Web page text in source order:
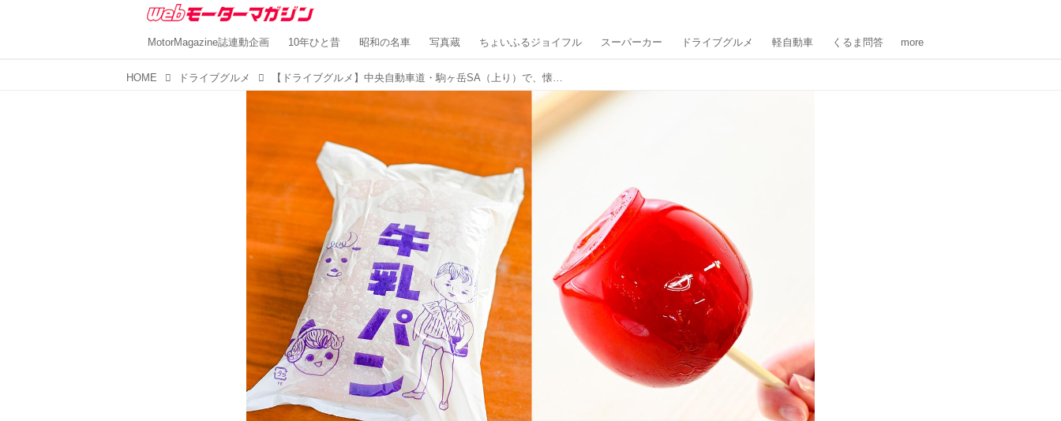
MotorMagazine誌連動企画 10年ひと昔 昭和の名車 写真蔵 ちょいふるジョイフル スーパーカー ドライブグルメ 軽自動車 くるま問答 more
HOME ドライブグルメ 【ドライブグルメ】中央自動車道・駒ヶ岳SA（上り）で、懐かしの味を堪能してテイクアウト！